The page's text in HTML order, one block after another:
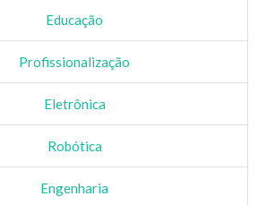
Educação
Profissionalização
Eletrônica
Robótica
Engenharia